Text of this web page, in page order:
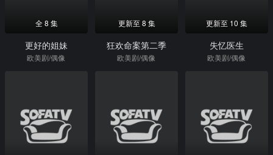
全 8 集
更好的姐妹
欧美剧/偶像
更新至 8 集
狂欢命案第二季
欧美剧/偶像
更新至 10 集
失忆医生
欧美剧/偶像